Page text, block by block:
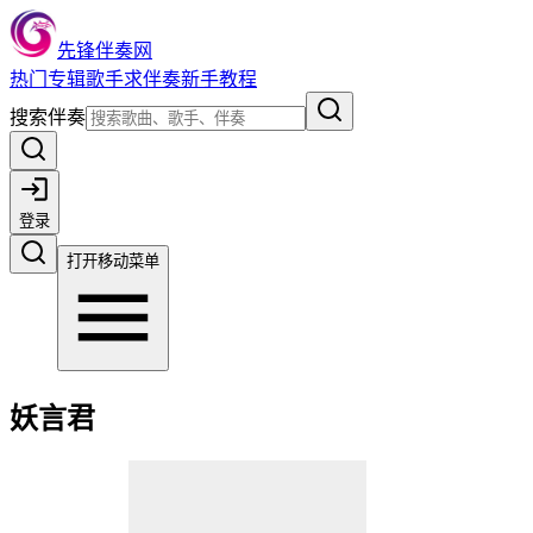
先锋伴奏网
热门 专辑歌手求伴奏新手教程
搜索伴奏
登录
打开移动菜单
妖言君